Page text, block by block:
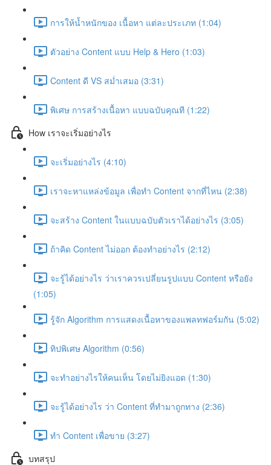
การให้น้ำหนักของ เนื้อหา แต่ละประเภท (1:04)
ตัวอย่าง Content แบบ Help & Hero (1:03)
Content ดี VS สม่ำเสมอ (3:31)
พิเศษ การสร้างเนื้อหา แบบฉบับคุณที (1:22)
How เราจะเริ่มอย่างไร
จะเริ่มอย่างไร (4:10)
เราจะหาแหล่งข้อมูล เพื่อทำ Content จากที่ไหน (2:38)
จะสร้าง Content ในแบบฉบับตัวเราได้อย่างไร (3:05)
ถ้าคิด Content ไม่ออก ต้องทำอย่างไร (2:12)
จะรู้ได้อย่างไร ว่าเราควรเปลี่ยนรูปแบบ Content หรือยัง
(1:05)
รู้จัก Algorithm การแสดงเนื้อหาของแพลทฟอร์มกัน (5:02)
ทิปพิเศษ Algorithm (0:56)
จะทำอย่างไรให้คนเห็น โดยไม่ยิงแอด (1:30)
จะรู้ได้อย่างไร ว่า Content ที่ทำมาถูกทาง (2:36)
ทำ Content เพื่อขาย (3:27)
บทสรุป